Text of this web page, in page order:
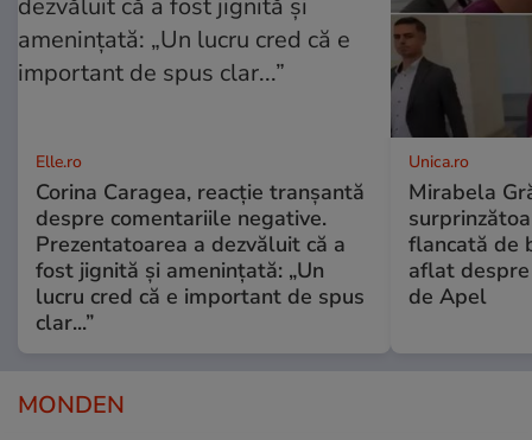
Elle.ro
Corina Caragea, reacție tranșantă
despre comentariile negative.
Prezentatoarea a dezvăluit că a
fost jignită și amenințată: „Un
lucru cred că e important de spus
clar...”
Unica.ro
Mirabela
flancată de
aflat
de Apel
MONDEN